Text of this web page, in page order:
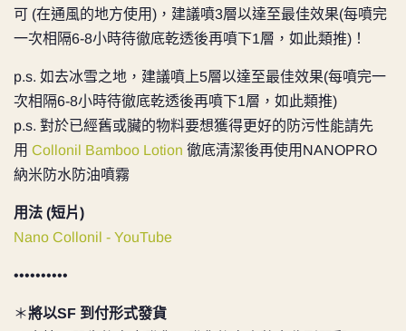
可 (在通風的地方使用)，建議噴3層以達至最佳效果(每噴完
一次相隔6-8小時待徹底乾透後再噴下1層，如此類推)！
p.s. 如去冰雪之地，建議噴上5層以達至最佳效果(每噴完一
次相隔6-8小時待徹底乾透後再噴下1層，如此類推)
p.s. 對於已經舊或臟的物料要想獲得更好的防污性能請先
用 Collonil Bamboo Lotion 徹底清潔後再使用NANOPRO
納米防水防油噴霧
用法 (短片)
Nano Collonil - YouTube
••••••••••
＊將以SF 到付形式發貨